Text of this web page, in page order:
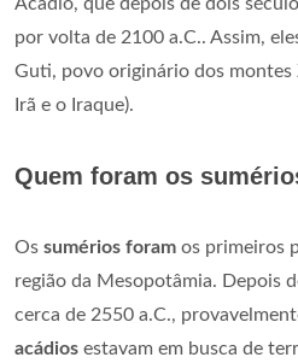
Acádio, que depois de dois
por volta de 2100 a.C.. Assim,
Guti, povo originário dos
Irã e o Iraque).
Quem foram os
Os sumérios foram os primeiros
região da Mesopotâmia. Depois
cerca de 2550 a.C.,
acádios estavam em busca de